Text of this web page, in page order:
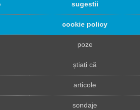
sugestii
cookie policy
poze
știați că
articole
sondaje